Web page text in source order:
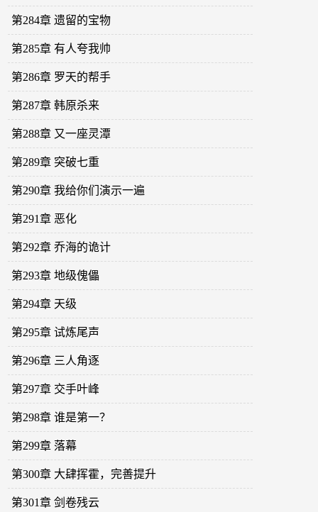
第284章 遗留的宝物
第285章 有人夸我帅
第286章 罗天的帮手
第287章 韩原杀来
第288章 又一座灵潭
第289章 突破七重
第290章 我给你们演示一遍
第291章 恶化
第292章 乔海的诡计
第293章 地级傀儡
第294章 天级
第295章 试炼尾声
第296章 三人角逐
第297章 交手叶峰
第298章 谁是第一？
第299章 落幕
第300章 大肆挥霍，完善提升
第301章 剑卷残云